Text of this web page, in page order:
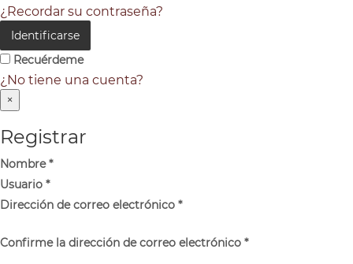
¿Recordar su contraseña?
Identificarse
Recuérdeme
¿No tiene una cuenta?
×
Registrar
Nombre*
Usuario *
Dirección de correo electrónico *
Confirme la dirección de correo electrónico *